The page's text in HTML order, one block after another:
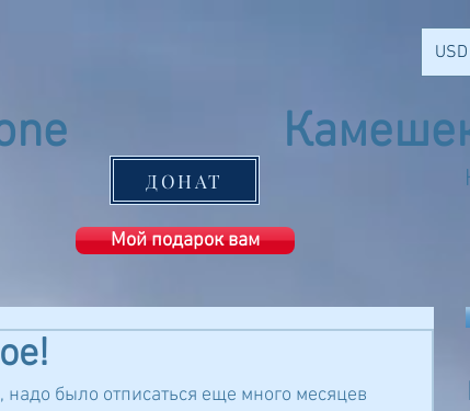
ДОНАТ
Мой подарок вам
было отписаться еще много месяцев